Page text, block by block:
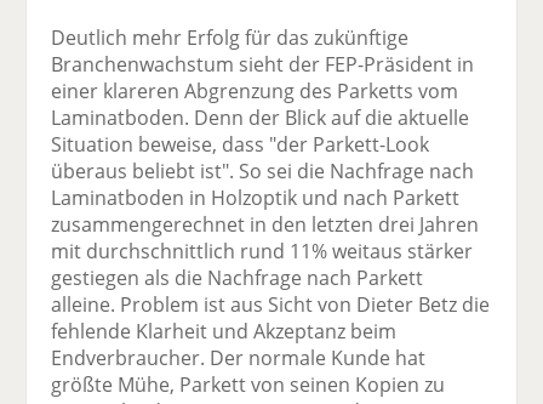
Deutlich mehr Erfolg für das zukünftige
Branchenwachstum sieht der FEP-Präsident in
einer klareren Abgrenzung des Parketts vom
Laminatboden. Denn der Blick auf die aktuelle
Situation beweise, dass "der Parkett-Look
überaus beliebt ist". So sei die Nachfrage nach
Laminatboden in Holzoptik und nach Parkett
zusammengerechnet in den letzten drei Jahren
mit durchschnittlich rund 11% weitaus stärker
gestiegen als die Nachfrage nach Parkett
alleine. Problem ist aus Sicht von Dieter Betz die
fehlende Klarheit und Akzeptanz beim
Endverbraucher. Der normale Kunde hat
größte Mühe, Parkett von seinen Kopien zu